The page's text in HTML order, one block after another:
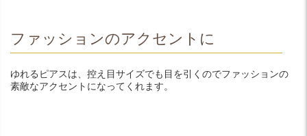
ファッションのアクセントに
ゆれるピアスは、控え目サイズでも目を引くのでファッションの
素敵なアクセントになってくれます。